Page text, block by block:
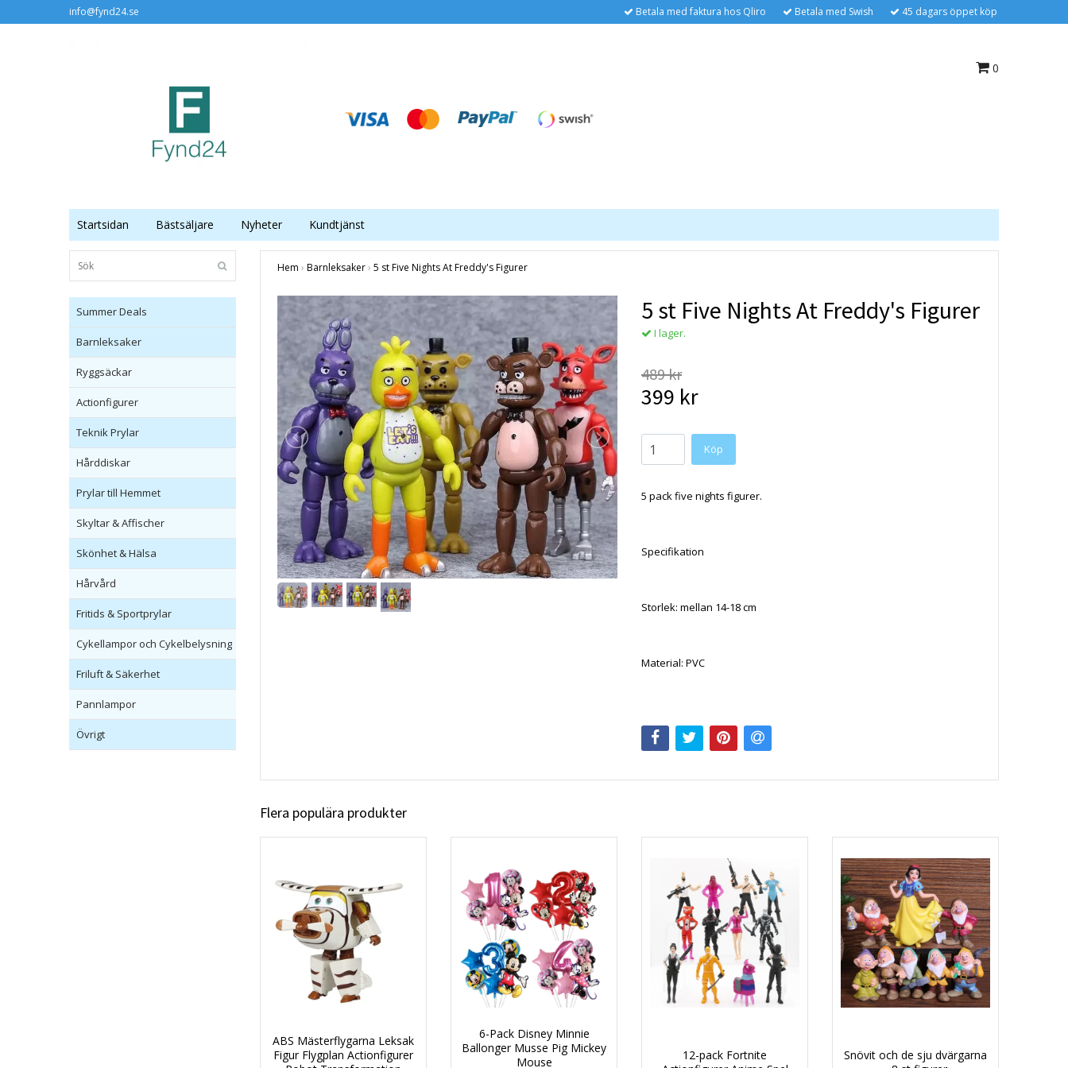
info@fynd24.se Betala med faktura hos Qliro Betala med Swish 45 dagars öppet köp
0
Startsidan Bästsäljare Nyheter Kundtjänst
Summer Deals
Barnleksaker
Ryggsäckar
Actionfigurer
Teknik Prylar
Hårddiskar
Prylar till Hemmet
Skyltar & Affischer
Skönhet & Hälsa
Hårvård
Fritids & Sportprylar
Cykellampor och Cykelbelysning
Friluft & Säkerhet
Pannlampor
Övrigt
Hem › Barnleksaker› 5 st Five Nights At Freddy's Figurer
5 st Five Nights At Freddy's Figurer
I lager.
489 kr
399 kr
5 pack five nights figurer.
Specifikation
Storlek: mellan 14-18 cm
Material: PVC
Flera populära produkter
ABS Mästerflygarna Leksak
Figur Flygplan Actionfigurer
6-Pack Disney Minnie
Ballonger Musse Pig Mickey
Mouse
12-pack Fortnite
Snövit och de sju dvärgarna